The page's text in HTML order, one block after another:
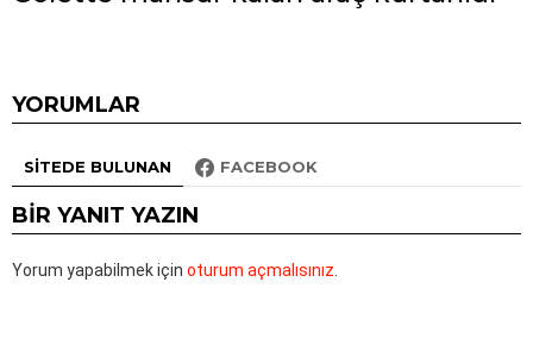
YORUMLAR
SITEDE BULUNAN FACEBOOK
BIR YANIT YAZIN
Yorum yapabilmek için oturum açmalısınız